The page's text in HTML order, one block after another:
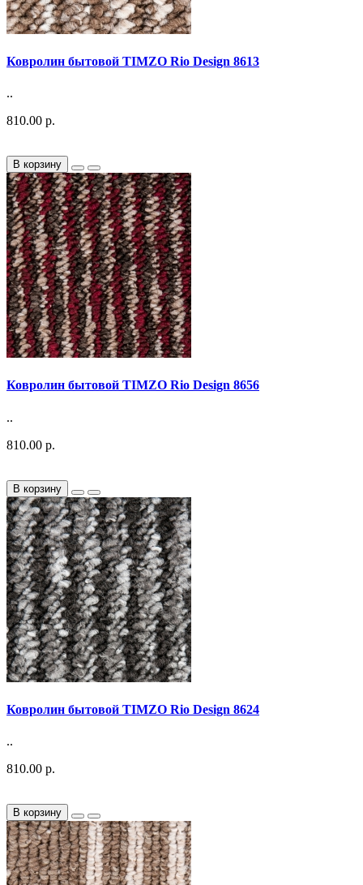
Ковролин бытовой TIMZO Rio Design 8613
..
810.00 р.
В корзину
Ковролин бытовой TIMZO Rio Design 8656
..
810.00 р.
В корзину
Ковролин бытовой TIMZO Rio Design 8624
..
810.00 р.
В корзину